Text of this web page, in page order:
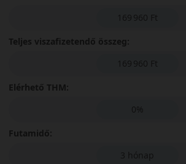
169 960 Ft
Teljes viszafizetendő összeg:
169 960 Ft
Elérhető THM:
0%
Futamidő:
3 hónap